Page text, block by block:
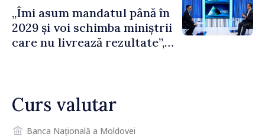
„Îmi asum mandatul până în
2029 și voi schimba miniștrii
care nu livrează rezultate”,
Curs valutar
Banca Națională a Moldovei